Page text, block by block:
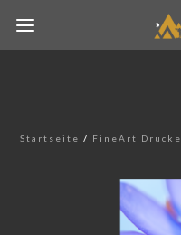
Startseite / FineArt Drucke